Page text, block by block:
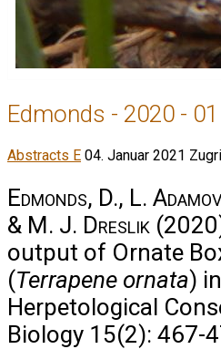
Edmonds - 2020 - 01
Abstracts E 04. Januar 2021
Edmonds, D., L.
& M. J. Dreslik
output of Ornate
(Terrapene ornata)
Herpetological
Biology 15(2): 467-